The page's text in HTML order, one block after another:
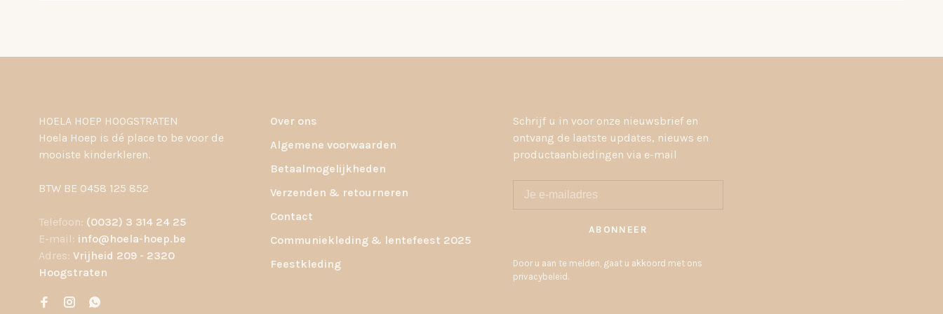
HOELA HOEP HOOGSTRATEN
Hoela Hoep is dé place to be voor de
mooiste kinderkleren.
BTW BE 0458 125 852
Telefoon: (0032) 3 314 24 25
E-mail: info@hoela-hoep.be
Adres: Vrijheid 209 - 2320
Hoogstraten
Over ons
Algemene voorwaarden
Betaalmogelijkheden
Verzenden & retourneren
Contact
Communiekleding & lentefeest 2025
Feestkleding
Schrijf u in voor onze nieuwsbrief en
ontvang de laatste updates, nieuws en
productaanbiedingen via e-mail
ABONNEER
Door u aan te melden, gaat u akkoord met ons
privacybeleid.